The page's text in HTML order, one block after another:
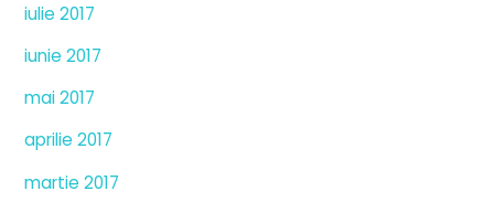
iulie 2017
iunie 2017
mai 2017
aprilie 2017
martie 2017